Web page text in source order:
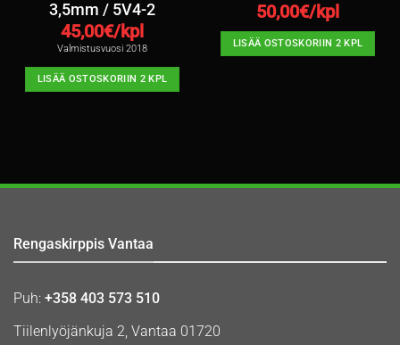
3,5mm / 5V4-2
45,00€/kpl
Valmistusvuosi 2018
LISÄÄ OSTOSKORIIN 2 KPL
50,00€/kpl
LISÄÄ OSTOSKORIIN 2 KPL
Rengaskirppis Vantaa
Puh: +358 403 573 510
Tiilenlyöjänkuja 2, Vantaa 01720